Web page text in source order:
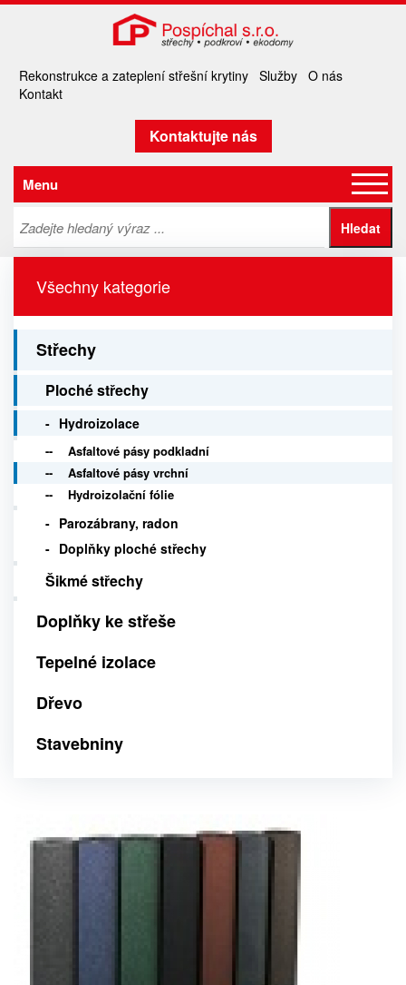
Rekonstrukce a zateplení střešní krytiny Služby O nás
Kontakt
Kontaktujte nás
Menu
Všechny kategorie
Střechy
Ploché střechy
Hydroizolace
Asfaltové pásy podkladní
Asfaltové pásy vrchní
Hydroizolační fólie
Parozábrany, radon
Doplňky ploché střechy
Šikmé střechy
Doplňky ke střeše
Tepelné izolace
Dřevo
Stavebniny